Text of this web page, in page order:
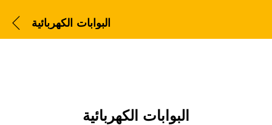
البوابات الكهربائية
البوابات الكهربائية